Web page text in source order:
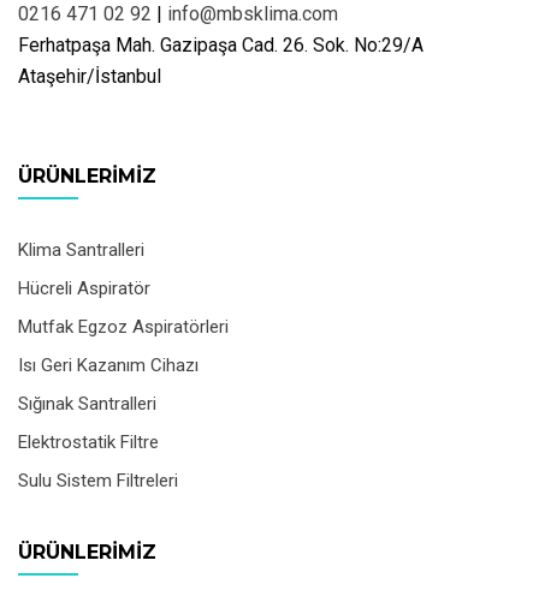
0216 471 02 92
info@mbsklima.com
Ferhatpaşa Mah. Gazipaşa Cad. 26. Sok. No:29/A
Ataşehir/İstanbul
ÜRÜNLERIMIZ
Klima Santralleri
Hücreli Aspiratör
Mutfak Egzoz Aspiratörleri
Isı Geri Kazanım Cihazı
Sığınak Santralleri
Elektrostatik Filtre
Sulu Sistem Filtreleri
ÜRÜNLERIMIZ